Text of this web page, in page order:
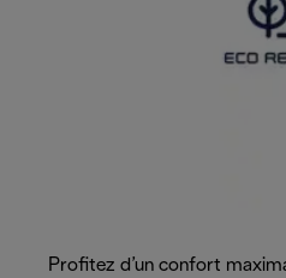
Profitez d’un confort